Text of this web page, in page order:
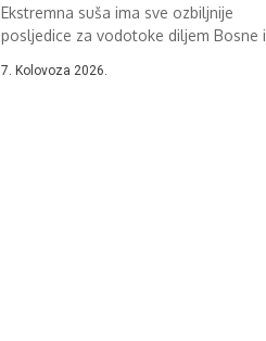
Ekstremna suša ima sve ozbiljnije
posljedice za vodotoke diljem Bosne i
7. Kolovoza 2026.